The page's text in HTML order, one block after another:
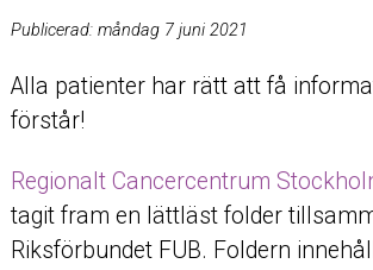
Publicerad: måndag 7 juni 2021
Alla patienter har rätt att få
förstår!
Regionalt Cancercentrum
tagit fram en lättläst folder
Riksförbundet FUB. Foldern